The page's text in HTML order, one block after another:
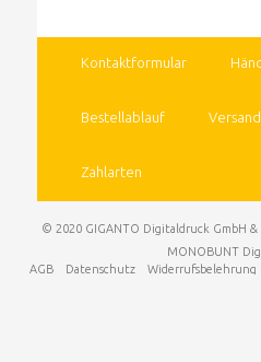
Kontaktformular
Bestellablauf
Zahlarten
© 2020 GIGANTO Digitaldruck GmbH &
MONOBUNT
AGB
Datenschutz Widerrufsbelehrung